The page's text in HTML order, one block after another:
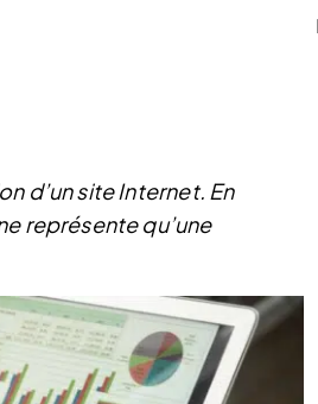
d’un site Internet. En
représente qu’une